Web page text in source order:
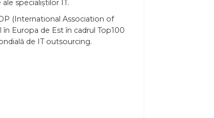
specialiștilor IT.
(International Association of
Europa de Est în cadrul Top100
de IT outsourcing.